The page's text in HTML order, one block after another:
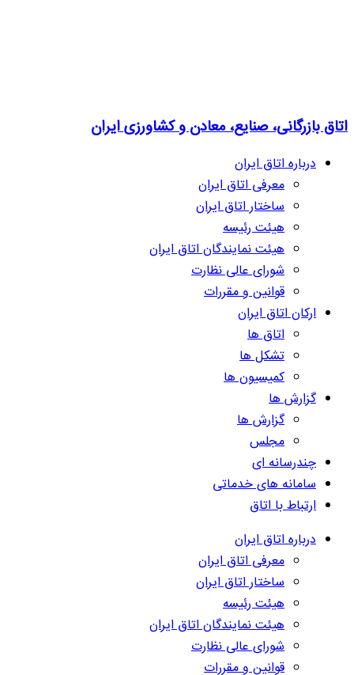
اتاق بازرگانی، صنایع، معادن و کشاورزی ایران
درباره اتاق ایران
معرفی اتاق ایران
ساختار اتاق ایران
هیئت رئیسه
هیئت نمایندگان اتاق ایران
شورای عالی نظارت
قوانین و مقررات
ارکان اتاق ایران
اتاق ها
تشکل ها
کمیسیون ها
گزارش ها
گزارش ها
مجلس
چندرسانه ای
سامانه های خدماتی
ارتباط با اتاق
درباره اتاق ایران
معرفی اتاق ایران
ساختار اتاق ایران
هیئت رئیسه
هیئت نمایندگان اتاق ایران
شورای عالی نظارت
قوانین و مقررات